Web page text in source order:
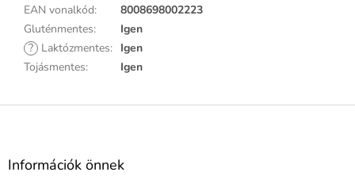
EAN vonalkód:
8008698002223
Gluténmentes:
Igen
? Laktózmentes: Igen
Tojásmentes: Igen
L
Információk önnek